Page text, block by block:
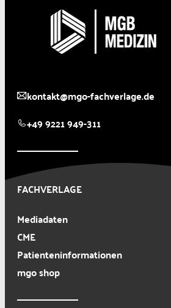
kontakt@mgo-fachverlage.de
+49 9221 949-311
FACHVERLAGE
Mediadaten
CME
Patienteninformationen
mgo shop